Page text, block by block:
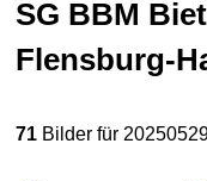
SG BBM
Flensburg-
71 Bilder für